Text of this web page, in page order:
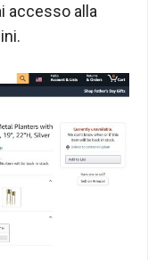
accesso alla